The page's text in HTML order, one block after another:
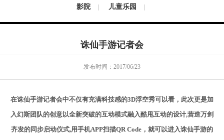
影院 儿童乐园
诛仙手游记者会
发布时间：2017/06/23
在诛仙手游记者会中不仅有充满科技感的3D浮空秀可以看，此次更是加
入幻斯团队的创意以全新突破的互动模式融入酷甩互动的设计,营造万剑
齐发的同步启动仪式,用手机APP扫描QR Code ，就可以进入诛仙手游的